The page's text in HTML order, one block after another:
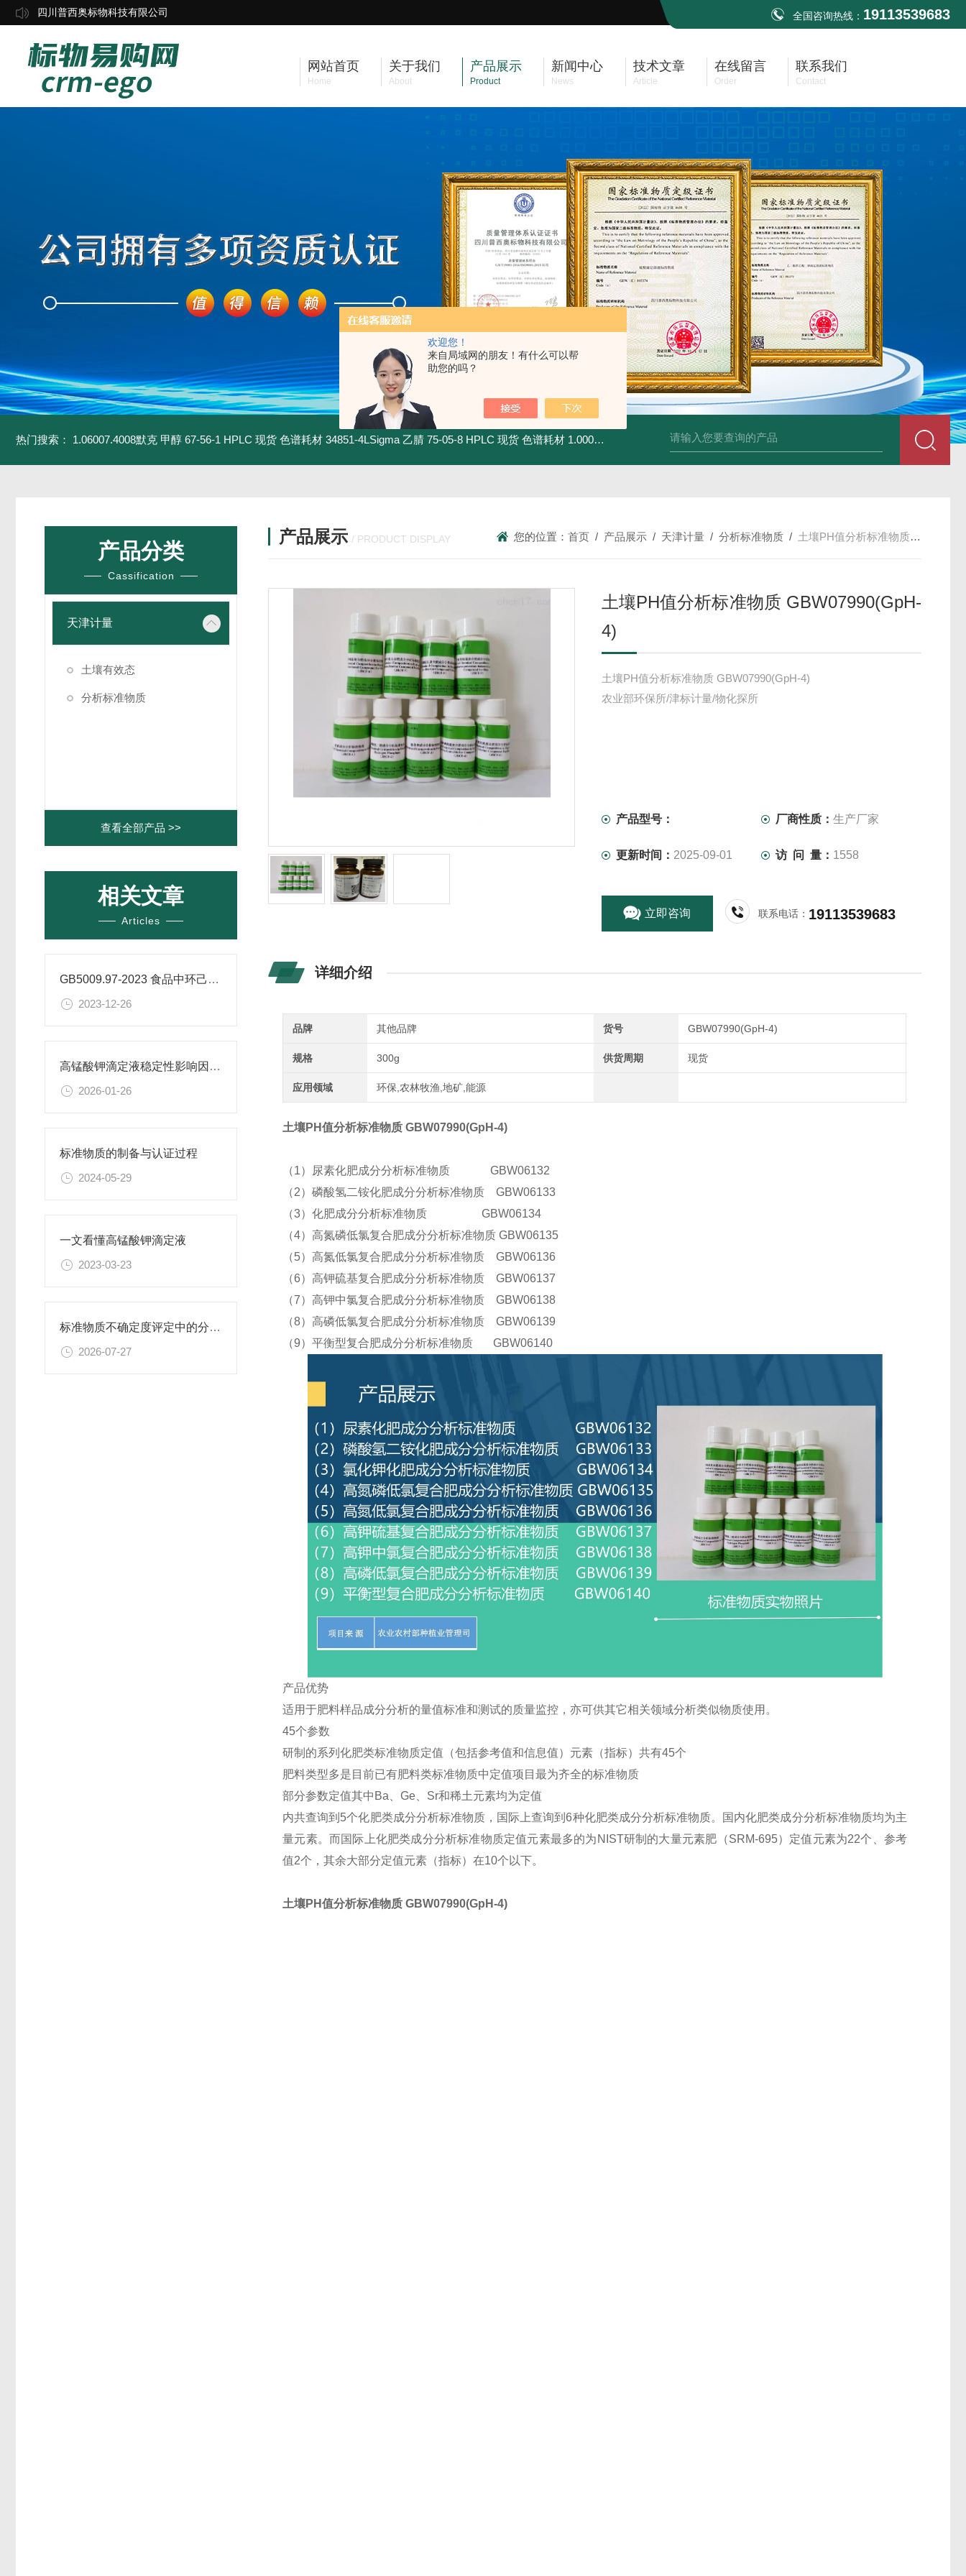
欢迎您！
来自局域网的朋友！有什么可以帮
助您的吗？
四川普西奥标物科技有限公司 全国咨询热线： 19113539683
网站首页
Home
关于我们
About
产品展示
Product
新闻中心
News
技术文章
Article
在线留言
Order
联系我们
Contact
热门搜索： 1.06007.4008默克 甲醇 67-56-1 HPLC 现货 色谱耗材 34851-4LSigma 乙腈 75-05-8 HPLC 现货 色谱耗材 1.00030.4008默克 乙腈 75-05-8 HPLC 现货 色谱耗材 34860-4L-Rsigma 甲醇 67-
产品分类
Cassification
天津计量
土壤有效态
分析标准物质
查看全部产品 >>
相关文章
Articles
GB5009.97-2023 食品中环己基氨基磺酸盐的测定标准
2023-12-26
高锰酸钾滴定液稳定性影响因素及保存期限研究
2026-01-26
标准物质的制备与认证过程
2024-05-29
一文看懂高锰酸钾滴定液
2023-03-23
标准物质不确定度评定中的分量识别与量化计算方法
2026-07-27
产品展示 / PRODUCT DISPLAY 您的位置：首页 / 产品展示 / 天津计量 /分析标准物质 / 土壤PH值分析标准物质 GBW07990(GpH-4)
土壤PH值分析标准物质 GBW07990(GpH-
4)
土壤PH值分析标准物质 GBW07990(GpH-4)
农业部环保所/津标计量/物化探所
产品型号： 厂商性质：生产厂家
更新时间： 2025-09-01 访 问 量： 1558
立即咨询 联系电话： 19113539683
详细介绍
品牌 其他品牌 货号 GBW07990(GpH-4)
规格 300g 供货周期 现货
应用领域 环保,农林牧渔,地矿,能源
土壤PH值分析标准物质 GBW07990(GpH-4)
（1）尿素化肥成分分析标准物质 GBW06132
（2）磷酸氢二铵化肥成分分析标准物质 GBW06133
（3）化肥成分分析标准物质 GBW06134
（4）高氮磷低氯复合肥成分分析标准物质 GBW06135
（5）高氮低氯复合肥成分分析标准物质 GBW06136
（6）高钾硫基复合肥成分分析标准物质 GBW06137
（7）高钾中氯复合肥成分分析标准物质 GBW06138
（8）高磷低氯复合肥成分分析标准物质 GBW06139
（9）平衡型复合肥成分分析标准物质 GBW06140
产品优势
适用于肥料样品成分分析的量值标准和测试的质量监控，亦可供其它相关领域分析类似物质使用。
45个参数
研制的系列化肥类标准物质定值（包括参考值和信息值）元素（指标）共有45个
肥料类型多是目前已有肥料类标准物质中定值项目最为齐全的标准物质
部分参数定值其中Ba、Ge、Sr和稀土元素均为定值
内共查询到5个化肥类成分分析标准物质，国际上查询到6种化肥类成分分析标准物质。国内化肥类成分分析标准物质均为主
量元素。而国际上化肥类成分分析标准物质定值元素最多的为NIST研制的大量元素肥（SRM-695）定值元素为22个、参考
值2个，其余大部分定值元素（指标）在10个以下。
土壤PH值分析标准物质 GBW07990(GpH-4)